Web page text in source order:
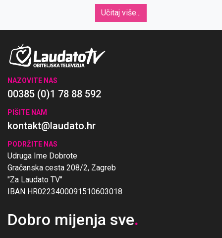
Učitaj više...
NAZOVITE NAS
00385 (0)1 78 88 592
PIŠITE NAM
kontakt@laudato.hr
PODRŽITE NAS
Udruga Ime Dobrote
Gračanska cesta 208/2, Zagreb
"Za Laudato TV"
IBAN HR0223400091510603018
Dobro mijenja sve.